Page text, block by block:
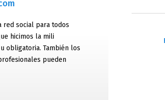
red social para todos
hicimos la mili
obligatoria. También los
pueden